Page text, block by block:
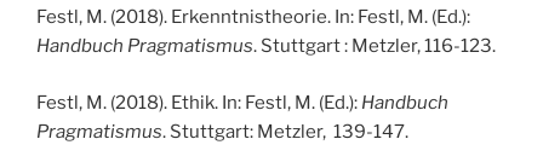
Festl, M. (2018). Erkenntnistheorie. In: Festl, M. (Ed.):
Handbuch Pragmatismus. Stuttgart : Metzler, 116-123.
Festl, M. (2018). Ethik. In: Festl, M. (Ed.): Handbuch
Pragmatismus. Stuttgart: Metzler, 139-147.